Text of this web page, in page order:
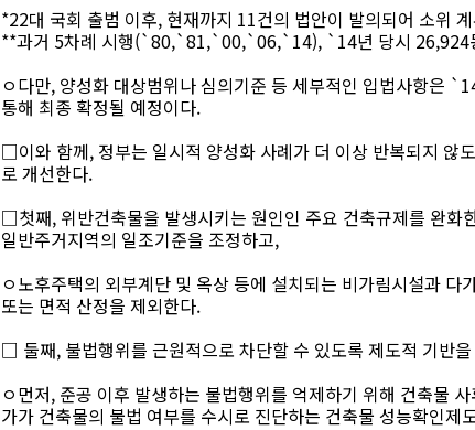
*22대 국회 출범 이후, 현재까지 11건의 법안이 발의되어 소위
**과거 5차례 시행(`80,`81,`00,`06,`14), `14년 당시 26,924
ㅇ다만, 양성화 대상범위나 심의기준 등 세부적인 입법사항은
통해 최종 확정될 예정이다.
□이와 함께, 정부는 일시적 양성화 사례가 더 이상 반복되지 않
로 개선한다.
□첫째, 위반건축물을 발생시키는 원인인 주요 건축규제를 완화
일반주거지역의 일조기준을 조정하고,
ㅇ노후주택의 외부계단 및 옥상 등에 설치되는 비가림시설과 다
또는 면적 산정을 제외한다.
□ 둘째, 불법행위를 근원적으로 차단할 수 있도록 제도적 기반
ㅇ먼저, 준공 이후 발생하는 불법행위를 억제하기 위해 건축물
가가 건축물의 불법 여부를 수시로 진단하는 건축물 성능확인제